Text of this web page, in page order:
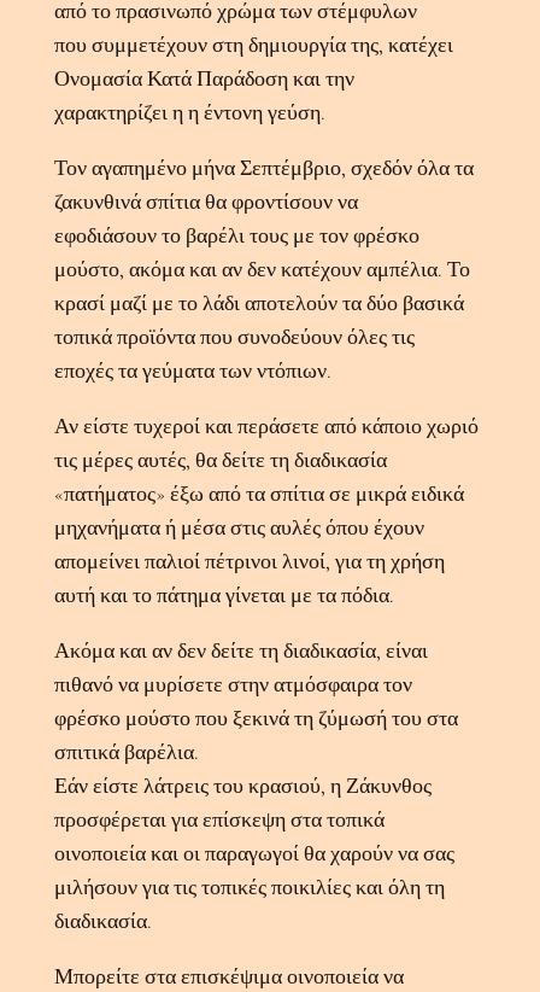
από το πρασινωπό χρώμα των στέμφυλων
που συμμετέχουν στη δημιουργία της, κατέχει
Ονομασία Κατά Παράδοση και την
χαρακτηρίζει η η έντονη γεύση.
Τον αγαπημένο μήνα Σεπτέμβριο, σχεδόν όλα τα
ζακυνθινά σπίτια θα φροντίσουν να
εφοδιάσουν το βαρέλι τους με τον φρέσκο
μούστο, ακόμα και αν δεν κατέχουν αμπέλια. Το
κρασί μαζί με το λάδι αποτελούν τα δύο βασικά
τοπικά προϊόντα που συνοδεύουν όλες τις
εποχές τα γεύματα των ντόπιων.
Αν είστε τυχεροί και περάσετε από κάποιο χωριό
τις μέρες αυτές, θα δείτε τη διαδικασία
«πατήματος» έξω από τα σπίτια σε μικρά ειδικά
μηχανήματα ή μέσα στις αυλές όπου έχουν
απομείνει παλιοί πέτρινοι λινοί, για τη χρήση
αυτή και το πάτημα γίνεται με τα πόδια.
Ακόμα και αν δεν δείτε τη διαδικασία, είναι
πιθανό να μυρίσετε στην ατμόσφαιρα τον
φρέσκο μούστο που ξεκινά τη ζύμωσή του στα
σπιτικά βαρέλια.
Εάν είστε λάτρεις του κρασιού, η Ζάκυνθος
προσφέρεται για επίσκεψη στα τοπικά
οινοποιεία και οι παραγωγοί θα χαρούν να σας
μιλήσουν για τις τοπικές ποικιλίες και όλη τη
διαδικασία.
Μπορείτε στα επισκέψιμα οινοποιεία να